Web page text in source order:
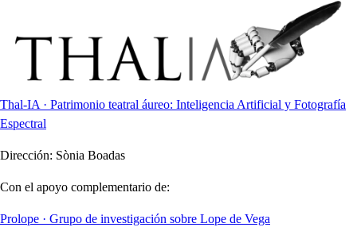
Thal-IA · Patrimonio teatral áureo: Inteligencia Artificial y Fotografía
Espectral
Dirección: Sònia Boadas
Con el apoyo complementario de:
Prolope · Grupo de investigación sobre Lope de Vega